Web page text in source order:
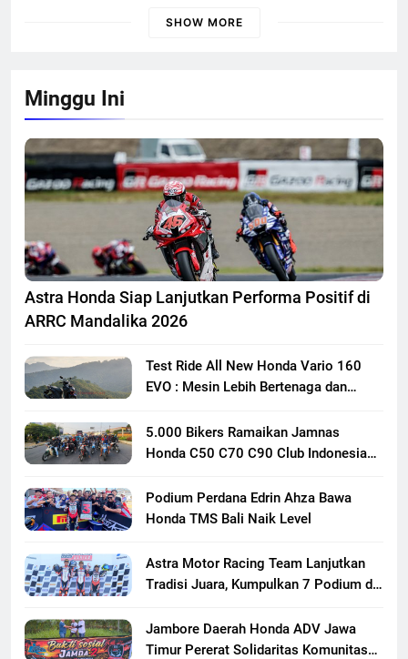
SHOW MORE
Minggu Ini
Astra Honda Siap Lanjutkan Performa Positif di
ARRC Mandalika 2026
Test Ride All New Honda Vario 160
EVO : Mesin Lebih Bertenaga dan
5.000 Bikers Ramaikan Jamnas
Honda C50 C70 C90 Club Indonesia
Persaudaraan Pecinta Motor Klasik
Honda
Podium Perdana Edrin Ahza Bawa
Honda TMS Bali Naik Level
Astra Motor Racing Team Lanjutkan
Tradisi Juara, Kumpulkan 7 Podium di
Jambore Daerah Honda ADV Jawa
Timur Pererat Solidaritas Komunitas